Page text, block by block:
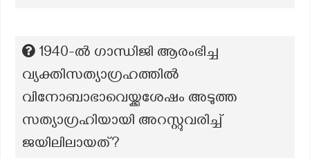
1940-ൽ ഗാന്ധിജി ആരംഭിച്ച
വ്യക്തിസത്യാഗ്രഹത്തിൽ
വിനോബാഭാവെയ്ക്കുശേഷം അടുത്ത
സത്യാഗ്രഹിയായി അറസ്റ്റുവരിച്ച്
ജയിലിലായത്?